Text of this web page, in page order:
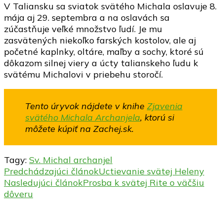
V Taliansku sa sviatok svätého Michala oslavuje 8.
mája aj 29. septembra a na oslavách sa
zúčastňuje veľké množstvo ľudí. Je mu
zasvätených niekoľko farských kostolov, ale aj
početné kaplnky, oltáre, maľby a sochy, ktoré sú
dôkazom silnej viery a úcty talianskeho ľudu k
svätému Michalovi v priebehu storočí.
Tento úryvok nájdete v knihe Zjavenia
svätého Michala Archanjela, ktorú si
môžete kúpiť na Zachej.sk.
Tagy: Sv. Michal archanjel
Navigácia
v
Predchádzajúci článokUctievanie svätej Heleny
Nasledujúci článokProsba k svätej Rite o väčšiu
dôveru